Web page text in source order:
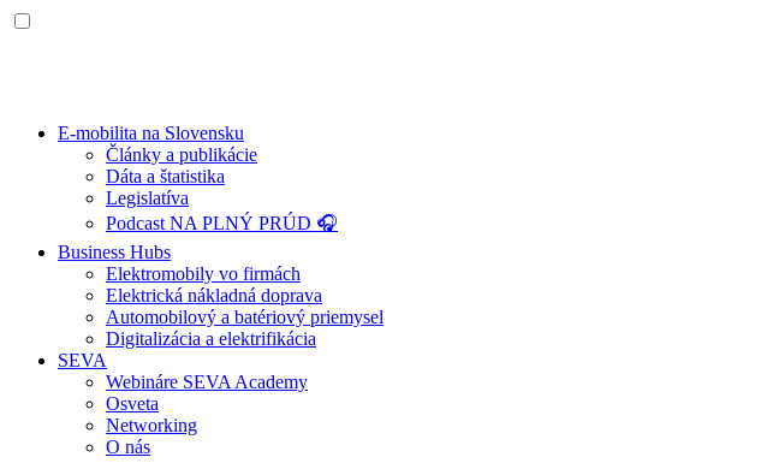
E-mobilita na Slovensku
Články a publikácie
Dáta a štatistika
Legislatíva
Podcast NA PLNÝ PRÚD 🎧
Business Hubs
Elektromobily vo firmách
Elektrická nákladná doprava
Automobilový a batériový priemysel
Digitalizácia a elektrifikácia
SEVA
Webináre SEVA Academy
Osveta
Networking
O nás